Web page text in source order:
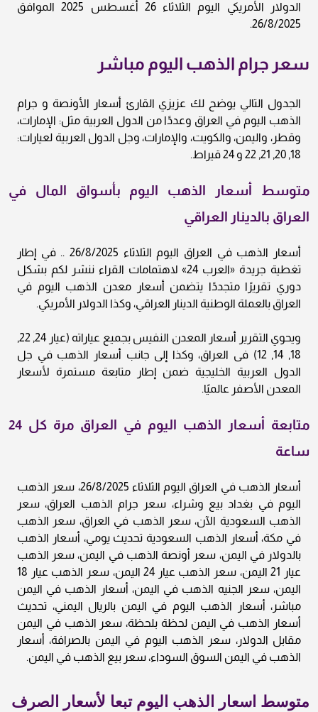
الدولار الأمريكي اليوم الثلاثاء 26 أغسطس 2025 الموافق
26/8/2025.
سعر جرام الذهب اليوم مباشر
الجدول التالي يوضح لك عزيزي القارئ أسعار الأونصة و جرام
الذهب اليوم في العراق وعددًا من الدول العربية مثل: الإمارات،
وقطر، واليمن، والكويت، والإمارات، وجل الدول العربية لعيارات:
18, 20, 21, 22 و 24 قيراط.
متوسط أسعار الذهب اليوم بأسواق المال في
العراق بالدينار العراقي
أسعار الذهب في العراق اليوم الثلاثاء 26/8/2025 .. في إطار
تغطية جريدة «العرب 24» لاهتمامات القراء ننشر لكم بشكل
دوري تقريرًا متجددًا يتضمن أسعار معدن الذهب اليوم في
العراق بالعملة الوطنية الدينار العراقي، وكذا الدولار الأمريكي.
ويحوي التقرير أسعار المعدن النفيس بجميع عياراته (عيار 24, 22,
18, 14, 12) فى العراق، وكذا إلى جانب أسعار الذهب في جل
الدول العربية الخليجية ضمن إطار متابعة مستمرة لأسعار
المعدن الأصفر عالميًا.
متابعة أسعار الذهب اليوم في العراق مرة كل 24
ساعة
أسعار الذهب في العراق اليوم الثلاثاء 26/8/2025، سعر الذهب
اليوم في بغداد بيع وشراء، سعر جرام الذهب العراق، سعر
الذهب السعودية الآن، سعر الذهب في العراق، سعر الذهب
في مكة، أسعار الذهب السعودية تحديث يومي، أسعار الذهب
بالدولار في اليمن، سعر أونصة الذهب في اليمن، سعر الذهب
عيار 21 اليمن، سعر الذهب عيار 24 اليمن، سعر الذهب عيار 18
اليمن، سعر الجنيه الذهب في اليمن، أسعار الذهب في اليمن
مباشر، أسعار الذهب اليوم في اليمن بالريال اليمني، تحديث
أسعار الذهب في اليمن لحظة بلحظة، سعر الذهب في اليمن
مقابل الدولار، سعر الذهب اليوم في اليمن بالصرافة، أسعار
الذهب في اليمن السوق السوداء، سعر بيع الذهب في اليمن.
متوسط اسعار الذهب اليوم تبعا لأسعار الصرف